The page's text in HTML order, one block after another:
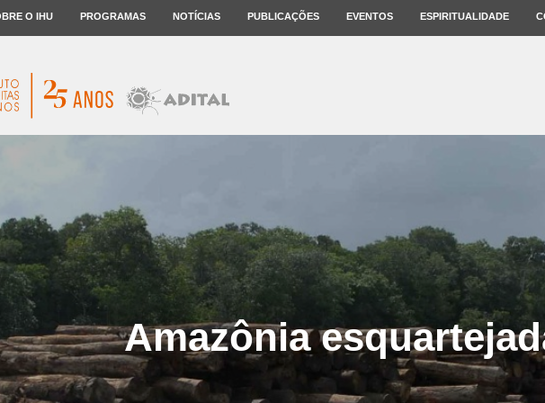
O IHU PROGRAMAS NOTÍCIAS PUBLICAÇÕES EVENTOS ESPIRITUALIDADE
Amazônia